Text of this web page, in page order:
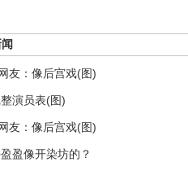
友：像后宫戏(图)
演员表(图)
友：像后宫戏(图)
盈像开染坊的？